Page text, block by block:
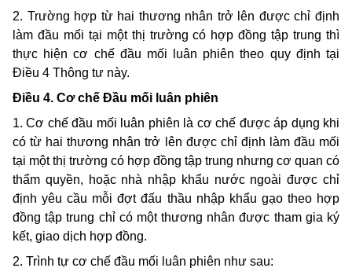
2. Trường hợp từ hai thương nhân trở lên được chỉ định
làm đầu mối tại một thị trường có hợp đồng tập trung thì
thực hiện cơ chế đầu mối luân phiên theo quy định tại
Điều 4 Thông tư này.
Điều 4. Cơ chế Đầu mối luân phiên
1. Cơ chế đầu mối luân phiên là cơ chế được áp dụng khi
có từ hai thương nhân trở lên được chỉ định làm đầu mối
tại một thị trường có hợp đồng tập trung nhưng cơ quan có
thẩm quyền, hoặc nhà nhập khẩu nước ngoài được chỉ
định yêu cầu mỗi đợt đấu thầu nhập khẩu gạo theo hợp
đồng tập trung chỉ có một thương nhân được tham gia ký
kết, giao dịch hợp đồng.
2. Trình tự cơ chế đầu mối luân phiên như sau: